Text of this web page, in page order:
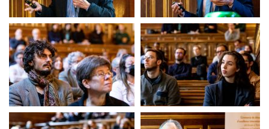
Clôture chaire Clôture chaire
Clôture chaire Clôture chaire